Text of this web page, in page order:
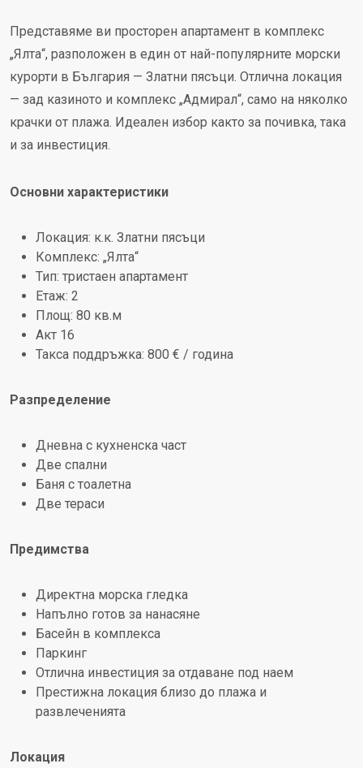
Представяме ви просторен апартамент в комплекс
„Ялта“, разположен в един от най-популярните морски
курорти в България — Златни пясъци. Отлична локация
— зад казиното и комплекс „Адмирал“, само на няколко
крачки от плажа. Идеален избор както за почивка, така
и за инвестиция.
Основни характеристики
Локация: к.к. Златни пясъци
Комплекс: „Ялта“
Тип: тристаен апартамент
Етаж: 2
Площ: 80 кв.м
Акт 16
Такса поддръжка: 800 € / година
Разпределение
Дневна с кухненска част
Две спални
Баня с тоалетна
Две тераси
Предимства
Директна морска гледка
Напълно готов за нанасяне
Басейн в комплекса
Паркинг
Отлична инвестиция за отдаване под наем
Престижна локация близо до плажа и
развлеченията
Локация